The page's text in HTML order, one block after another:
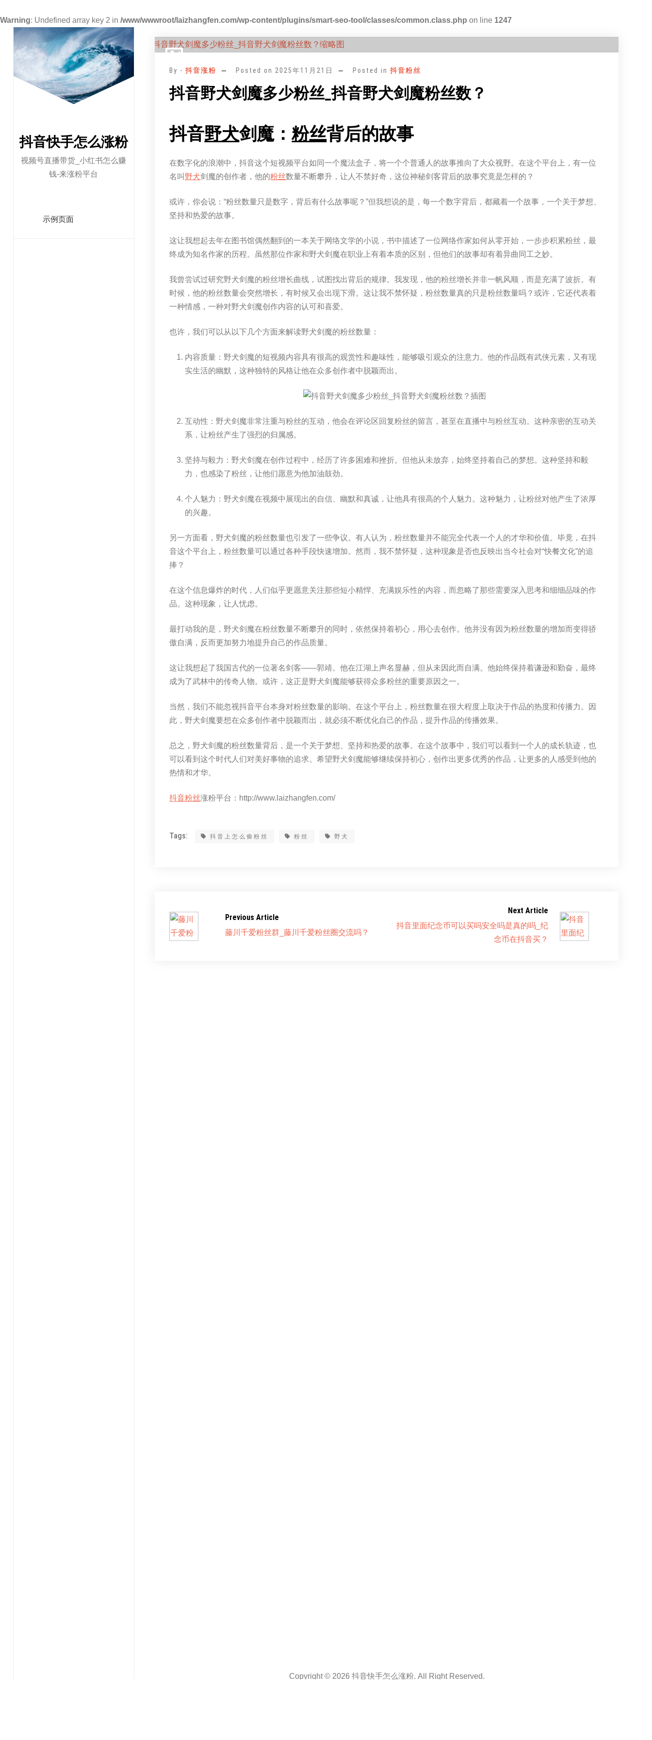
Warning: Undefined array key 2 in /www/wwwroot/laizhangfen.com/wp-content/plugins/smart-seo-tool/classes/common.class.php on line 1247
抖音快手怎么涨粉
视频号直播带货_小红书怎么赚
钱-来涨粉平台
示例页面
By -抖音涨粉 Posted on 2025年11月21日 Posted in抖音粉丝
抖音野犬剑魔多少粉丝_抖音野犬剑魔粉丝数？
抖音野犬剑魔：粉丝背后的故事
在数字化的浪潮中，抖音这个短视频平台如同一个魔法盒子，将一个个普通人的故事推向了大众视野。在这个平台上，有一位
名叫 野犬剑魔的创作者，他的粉丝数量不断攀升，让人不禁好奇，这位神秘剑客背后的故事究竟是怎样的？
或许，你会说：“粉丝数量只是数字，背后有什么故事呢？”但我想说的是，每一个数字背后，都藏着一个故事，一个关于梦想、
坚持和热爱的故事。
这让我想起去年在图书馆偶然翻到的一本关于网络文学的小说，书中描述了一位网络作家如何从零开始，一步步积累粉丝，最
终成为知名作家的历程。虽然那位作家和野犬剑魔在职业上有着本质的区别，但他们的故事却有着异曲同工之妙。
我曾尝试过研究野犬剑魔的粉丝增长曲线，试图找出背后的规律。我发现，他的粉丝增长并非一帆风顺，而是充满了波折。有
时候，他的粉丝数量会突然增长，有时候又会出现下滑。这让我不禁怀疑，粉丝数量真的只是粉丝数量吗？或许，它还代表着
一种情感，一种对野犬剑魔创作内容的认可和喜爱。
也许，我们可以从以下几个方面来解读野犬剑魔的粉丝数量：
内容质量：野犬剑魔的短视频内容具有很高的观赏性和趣味性，能够吸引观众的注意力。他的作品既有武侠元素，又有现
实生活的幽默，这种独特的风格让他在众多创作者中脱颖而出。
互动性：野犬剑魔非常注重与粉丝的互动，他会在评论区回复粉丝的留言，甚至在直播中与粉丝互动。这种亲密的互动关
系，让粉丝产生了强烈的归属感。
坚持与毅力：野犬剑魔在创作过程中，经历了许多困难和挫折。但他从未放弃，始终坚持着自己的梦想。这种坚持和毅
力，也感染了粉丝，让他们愿意为他加油鼓劲。
个人魅力：野犬剑魔在视频中展现出的自信、幽默和真诚，让他具有很高的个人魅力。这种魅力，让粉丝对他产生了浓厚
的兴趣。
另一方面看，野犬剑魔的粉丝数量也引发了一些争议。有人认为，粉丝数量并不能完全代表一个人的才华和价值。毕竟，在抖
音这个平台上，粉丝数量可以通过各种手段快速增加。然而，我不禁怀疑，这种现象是否也反映出当今社会对“快餐文化”的追
捧？
在这个信息爆炸的时代，人们似乎更愿意关注那些短小精悍、充满娱乐性的内容，而忽略了那些需要深入思考和细细品味的作
品。这种现象，让人忧虑。
最打动我的是，野犬剑魔在粉丝数量不断攀升的同时，依然保持着初心，用心去创作。他并没有因为粉丝数量的增加而变得骄
傲自满，反而更加努力地提升自己的作品质量。
这让我想起了我国古代的一位著名剑客——郭靖。他在江湖上声名显赫，但从未因此而自满。他始终保持着谦逊和勤奋，最终
成为了武林中的传奇人物。或许，这正是野犬剑魔能够获得众多粉丝的重要原因之一。
当然，我们不能忽视抖音平台本身对粉丝数量的影响。在这个平台上，粉丝数量在很大程度上取决于作品的热度和传播力。因
此，野犬剑魔要想在众多创作者中脱颖而出，就必须不断优化自己的作品，提升作品的传播效果。
总之，野犬剑魔的粉丝数量背后，是一个关于梦想、坚持和热爱的故事。在这个故事中，我们可以看到一个人的成长轨迹，也
可以看到这个时代人们对美好事物的追求。希望野犬剑魔能够继续保持初心，创作出更多优秀的作品，让更多的人感受到他的
热情和才华。
抖音粉丝涨粉平台：http://www.laizhangfen.com/
Tags: 抖音上怎么偷粉丝 粉丝 野犬
Previous Article
藤川千爱粉丝群_藤川千爱粉丝圈交流吗？
Next Article
抖音里面纪念币可以买吗安全吗是真的吗_纪
念币在抖音买？
Copyright © 2026 抖音快手怎么涨粉. All Right Reserved.